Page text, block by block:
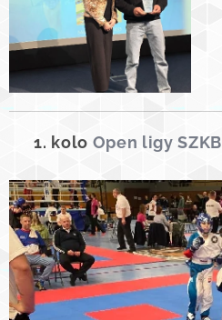
1. kolo Open ligy SZKB